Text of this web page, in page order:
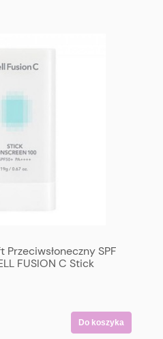
Przeciwsłoneczny SPF
FUSION C Stick
Do koszyka